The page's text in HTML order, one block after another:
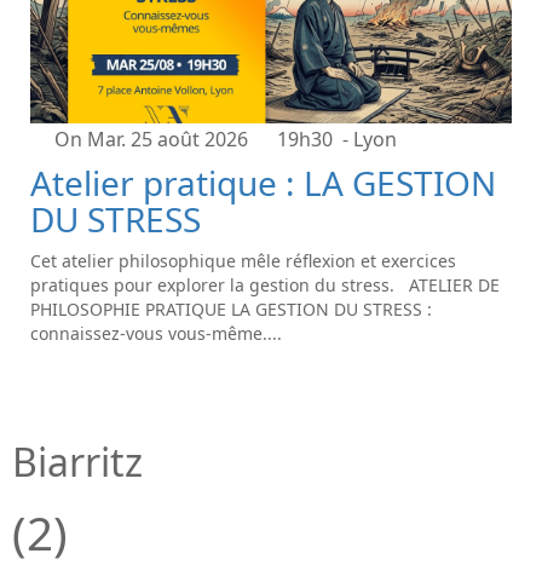
On Mar. 25 août 2026 19h30 - Lyon
Atelier pratique : LA GESTION
DU STRESS
Cet atelier philosophique mêle réflexion et exercices
pratiques pour explorer la gestion du stress. ATELIER DE
PHILOSOPHIE PRATIQUE LA GESTION DU STRESS :
connaissez-vous vous-même....
Biarritz
(2)